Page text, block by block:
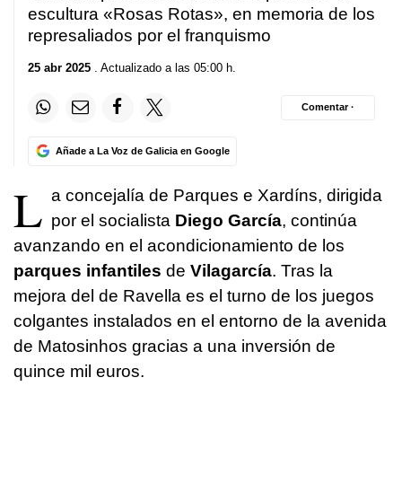
escultura «Rosas Rotas», en memoria de los
represaliados por el franquismo
25 abr 2025 . Actualizado a las 05:00 h.
Añade a La Voz de Galicia en Google
Comentar ·
L a concejalía de Parques e Xardíns, dirigida
por el socialista Diego García, continúa
avanzando en el acondicionamiento de los
parques infantiles de Vilagarcía. Tras la
mejora del de Ravella es el turno de los juegos
colgantes instalados en el entorno de la avenida
de Matosinhos gracias a una inversión de
quince mil euros.